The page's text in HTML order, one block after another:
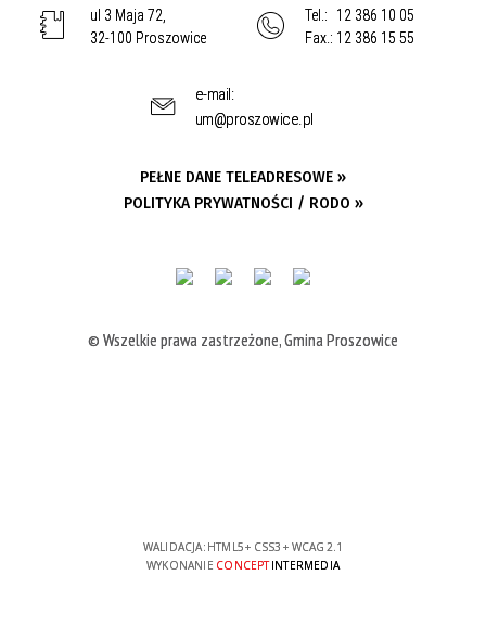
ul 3 Maja 72,
32-100 Proszowice
Tel.:
12 386 10 05
Fax.: 12 386 15 55
e-mail:
um@proszowice.pl
PEŁNE DANE TELEADRESOWE »
POLITYKA PRYWATNOŚCI / RODO »
© Wszelkie prawa zastrzeżone, Gmina Proszowice
WALIDACJA: HTML5+ CSS3 + WCAG 2.1
WYKONANIE CONCEPTINTERMEDIA